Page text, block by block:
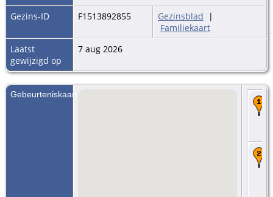
Gezins-ID
F1513892855 Gezinsblad |
Familiekaart
Laatst
gewijzigd op
7 aug 2026
Gebeurteniskaart